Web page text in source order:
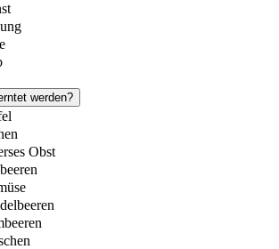
werden?
Obst